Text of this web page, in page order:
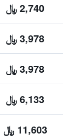
2,740 ﷼
3,978 ﷼
3,978 ﷼
6,133 ﷼
11,603 ﷼